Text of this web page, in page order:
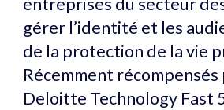
gérer l’identité et les
de la protection de la vie
Récemment récompensés
Deloitte Technology Fast